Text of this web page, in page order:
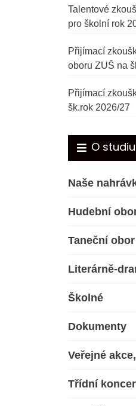
Talentové
pro školní rok
Přijímací
oboru ZUŠ na
Přijímací
šk.rok 2026/27
O studiu
Naše
Hudební
Taneční obor
Literárně-
Školné
Dokumenty
Veřejné
Třídní